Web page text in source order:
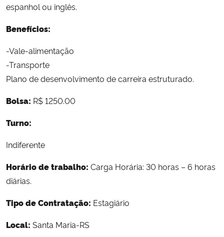
espanhol ou inglês.
Benefícios:
-Vale-alimentação
-Transporte
Plano de desenvolvimento de carreira estruturado.
Bolsa: R$ 1250.00
Turno:
Indiferente
Horário de trabalho: Carga Horária: 30 horas – 6 horas
diárias.
Tipo de Contratação: Estagiário
Local: Santa Maria-RS